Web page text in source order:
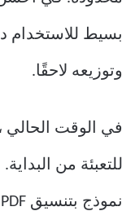
بسيط للاستخدام
وتوزيعه لاحقًا.
في الوقت الحالي
للتعبئة من
نموذج بتنسيق PDF ، فيمكنك تعديله في المستندات.